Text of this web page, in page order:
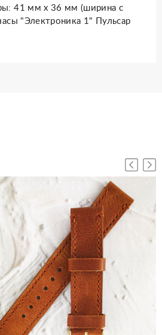
41 мм х 36 мм (ширина с
"Электроника 1" Пульсар